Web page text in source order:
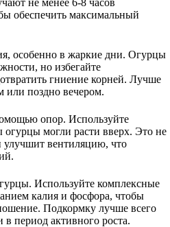
не менее 6-8 часов
обеспечить максимальный
особенно в жаркие дни. Огурцы
но избегайте
гниение корней. Лучше
или поздно вечером.
опор. Используйте
могли расти вверх. Это не
улучшит вентиляцию, что
Используйте комплексные
калия и фосфора, чтобы
Подкормку лучше всего
период активного роста.